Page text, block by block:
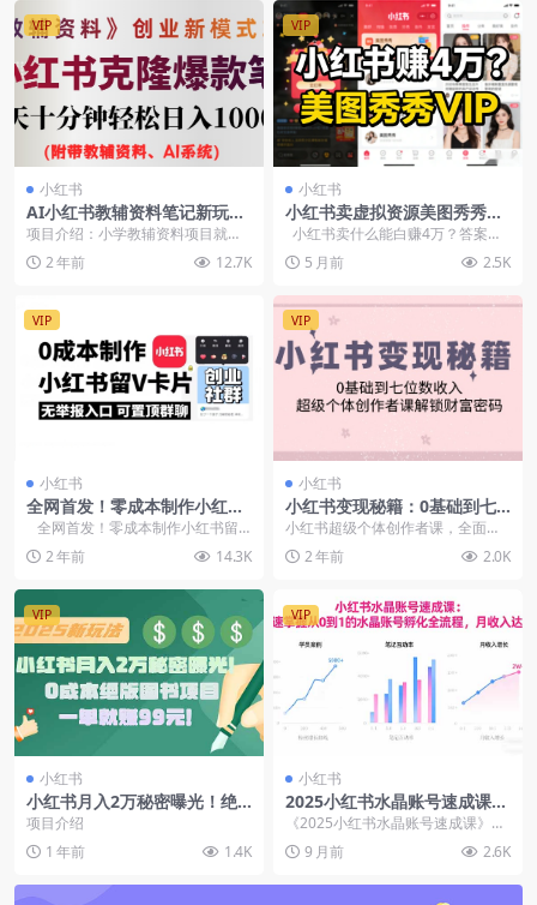
VIP
小红书
AI小红书教辅资料笔记新玩
法，0门槛，一天十分钟发笔
料和AI系统）
项目介绍：小学教辅资料项目就是
前端搞流量，后端卖资料 项目优
势：市场需求大 全国...
2 年前 12.7K
VIP
小红书
小红书卖虚拟资源美图秀秀VI
P，轻松赚4万
小红书卖什么能白赚4万？答案
是：帮助女人P脸的美图秀秀S...
5 月前 2.5K
VIP
小红书
全网首发！零成本制作小红书
留V卡片，无举报入口
全网首发！零成本制作小红书留V
卡片，无举报入...
2 年前 14.3K
VIP
小红书
小红书变现秘籍：0基础到七
位数收入，超级个体创作者课
解锁财富密码
小红书超级个体创作者课，全面覆
盖从零到一的成长路径，包括账号
启动、内容创作（标题...
2 年前 2.0K
VIP
小红书
小红书月入2万秘密曝光！绝
版图书项目，一单就赚99元！
项目介绍
1 年前
1.4K
VIP
小红书
2025小红书水晶账号速成课：
快速掌握从0-1水晶账号孵化
全流程
《2025小红书水晶账号速成课》是
一套聚焦水晶领域自媒体运营的实
战课程，涵盖&#...
9 月前 2.6K